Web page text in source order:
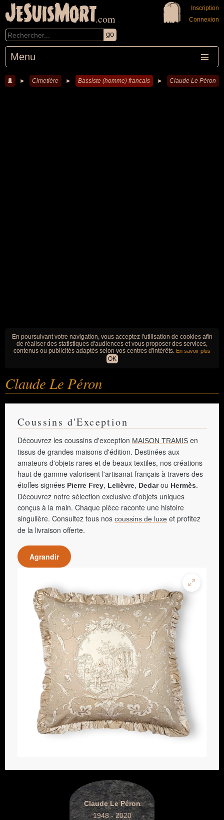
JeSuisMort.com
Menu
Inscription
Connexion
► Cimetière ► Bassiste (homme) francais ► Claude Le Péron
En poursuivant votre navigation, vous acceptez l'utilisation de cookies afin
de réaliser des statistiques d'audiences et vous proposer des services,
contenus ou publicités adaptés selon vos centres d'intérêts. En savoir plus
OK
Claude Le Péron
Coussins d'Exception
Découvrez les coussins d'exception MAISON TRAMIS en
tissus de grandes maisons d'édition. Destinées aux
amateurs d'objets rares et de beaux textiles, nos créations
haut de gamme valorisent l'artisanat français à travers des
étoffes signées Pierre Frey, Lelièvre, Dedarou Hermès.
Découvrez notre sélection exclusive d'objets uniques
conçus à la main. Chaque pièce raconte une histoire
singulière. Consultez tous nos coussins de luxe et profitez
de la livraison offerte.
Agrandir
Claude Le Péron
1948 - 2020